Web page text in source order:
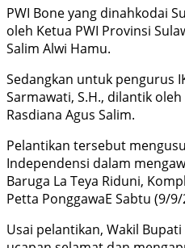
PWI Bone yang dinahkodai
oleh Ketua PWI Provinsi
Salim Alwi Hamu.
Sedangkan untuk pengurus
Sarmawati, S.H., dilantik oleh
Rasdiana Agus Salim.
Pelantikan tersebut
Independensi dalam
Baruga La Teya Riduni,
Petta PonggawaE Sabtu (9/9/
Usai pelantikan, Wakil